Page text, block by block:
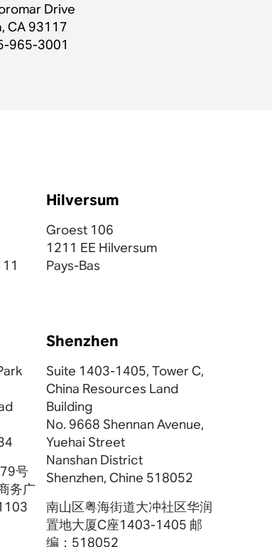
Drive
CA 93117
965-3001
Hilversum
Groest 106
1211 EE Hilversum
Pays-Bas
号
务广
Shenzhen
Suite 1403-1405, Tower C,
China Resources Land
Building
No. 9668 Shennan Avenue,
Yuehai Street
Nanshan District
Shenzhen, Chine 518052
南山区粤海街道大冲社区华润
置地大厦C座1403-1405 邮
编：518052